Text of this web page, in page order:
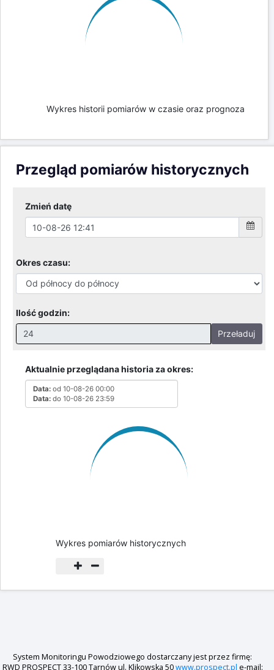
Wykres historii pomiarów w czasie oraz prognoza
Przegląd pomiarów historycznych
Zmień datę
Okres czasu:
Ilość godzin:
Przeładuj
Godziny: 1-168, Dni: 1-30, Miesiące: 1 - 2
Aktualnie przeglądana historia za okres:
Data: od 10-08-26 00:00
Data: do 10-08-26 23:59
Wykres pomiarów historycznych
System Monitoringu Powodziowego dostarczany jest przez firmę:
RWD PROSPECT 33-100 Tarnów ul. Klikowska 50www.prospect.pl e-mail: